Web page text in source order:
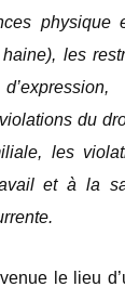
physique
les
du
les
et à la
le lieu